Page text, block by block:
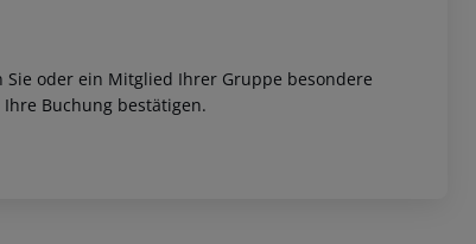
oder ein Mitglied Ihrer Gruppe besondere
Buchung bestätigen.